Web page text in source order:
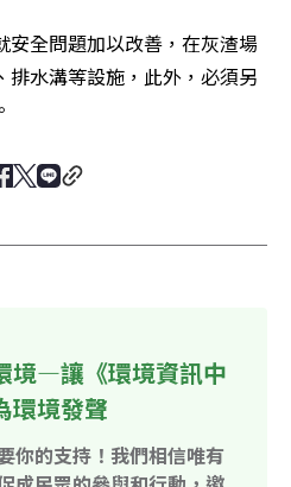
全問題加以改善，在灰渣場
水溝等設施，此外，必須另
境—讓《環境資訊中
環境發聲
你的支持！我們相信唯有